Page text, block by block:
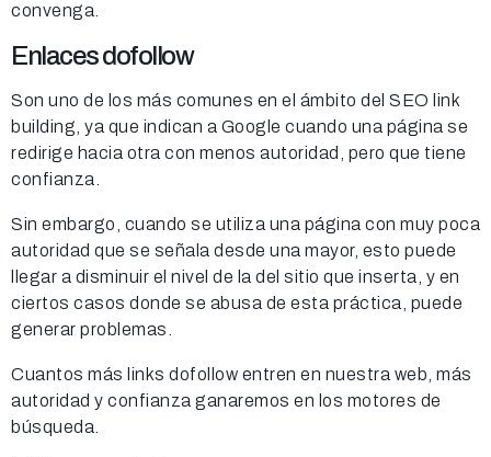
convenga.
Enlaces dofollow
Son uno de los más comunes en el ámbito del SEO link
building, ya que indican a Google cuando una página se
redirige hacia otra con menos autoridad, pero que tiene
confianza.
Sin embargo, cuando se utiliza una página con muy poca
autoridad que se señala desde una mayor, esto puede
llegar a disminuir el nivel de la del sitio que inserta, y en
ciertos casos donde se abusa de esta práctica, puede
generar problemas.
Cuantos más links dofollow entren en nuestra web, más
autoridad y confianza ganaremos en los motores de
búsqueda.